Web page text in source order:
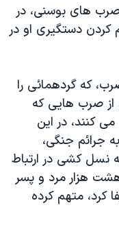
صرب های بوسنی، در
دستگیری او در
که گردهمائی را
از صرب هایی که
کنند، در این
جرائم جنگی،
نسل کشی در ارتباط
هزار مرد و پسر
در سربرنیکا در سال ۱۹۹۵ ایفا کرد، متهم کرده